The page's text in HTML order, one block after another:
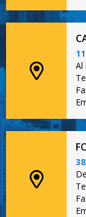
Al